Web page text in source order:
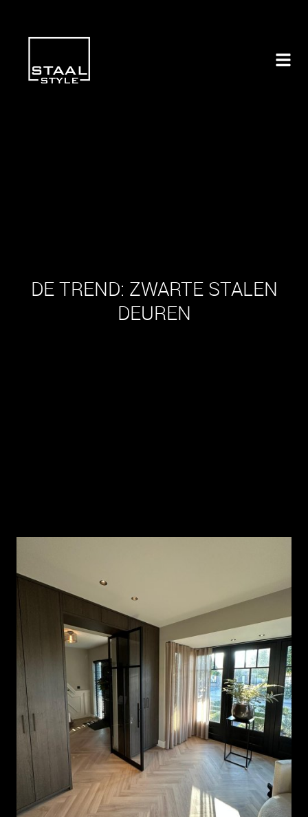
DE TREND: ZWARTE STALEN
DEUREN